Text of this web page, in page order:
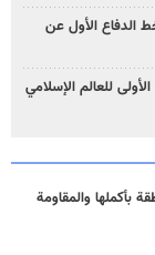
الدفاع الأول عن
للعالم الإسلامي
بأكملها والمقاومة